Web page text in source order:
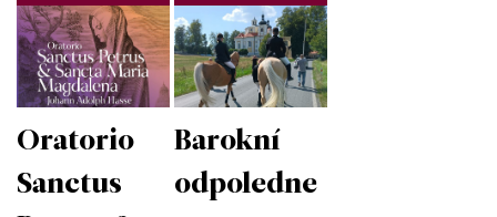
Oratorio
Sanctus
Barokní
odpoledne